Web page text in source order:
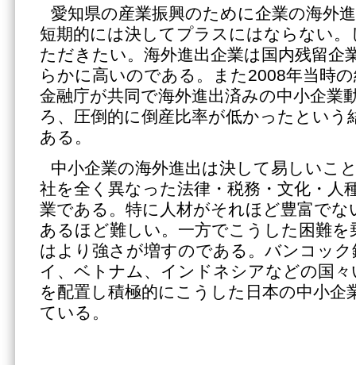
愛知県の産業振興のために企業の海外
短期的には決してプラスにはならない
ただきたい。海外進出企業は国内残留企
らかに高いのである。また2008年当時
金融庁が共同で海外進出済みの中小企業
ろ、圧倒的に倒産比率が低かったという
ある。
中小企業の海外進出は決して易しいこ
社を全く異なった法律・税務・文化・人
業である。特に人材がそれほど豊富でな
あるほど難しい。一方でこうした困難
はより強さが増すのである。バンコッ
イ、ベトナム、インドネシアなどの国
を配置し積極的にこうした日本の中小企
ている。